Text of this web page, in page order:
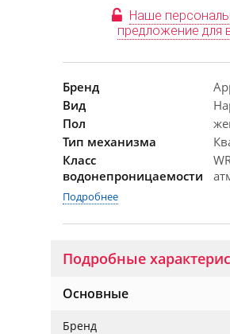
Наше
предложение для
Бренд
Вид
Пол
Тип механизма
Класс
водонепроницаемости
Подробнее
Подробные
Основные
Бренд